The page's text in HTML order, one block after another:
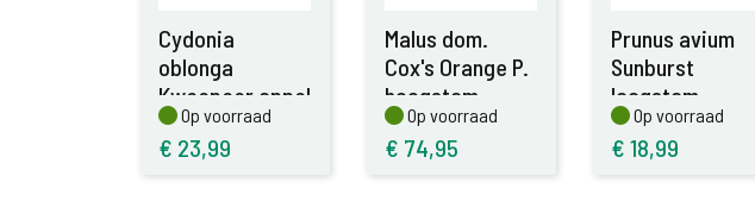
Cydonia
oblonga
Kweepeer appel
laagOp voorraad
Op voorraad
€ 23,99
Malus dom.
Cox's Orange P.
hoogstam
Op voorraad
Op voorraad
€ 74,95
Prunus avium
Sunburst
laagstam
Op voorraad
Op voorraad
€ 18,99